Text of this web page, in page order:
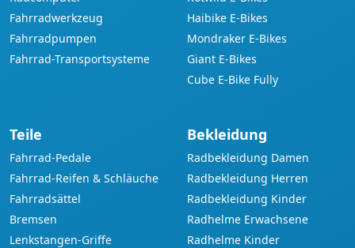
Fahrradwerkzeug
Fahrradpumpen
Fahrrad-Transportsysteme
Haibike E-Bikes
Mondraker E-Bikes
Giant E-Bikes
Cube E-Bike Fully
Teile
Fahrrad-Pedale
Fahrrad-Reifen & Schläuche
Fahrradsättel
Bremsen
Lenkstangen-Griffe
Bekleidung
Radbekleidung Damen
Radbekleidung Herren
Radbekleidung Kinder
Radhelme Erwachsene
Radhelme Kinder